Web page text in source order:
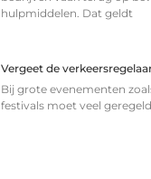
hulpmiddelen. Dat geldt
Vergeet de
Bij grote evenementen
festivals moet veel